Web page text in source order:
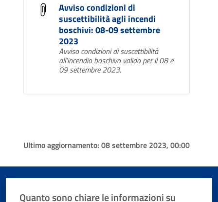
Avviso condizioni di
suscettibilità agli incendi
boschivi: 08-09 settembre
2023
Avviso condizioni di suscettibilità
all'incendio boschivo valido per il 08 e
09 settembre 2023.
Ultimo aggiornamento: 08 settembre 2023, 00:00
Quanto sono chiare le informazioni su